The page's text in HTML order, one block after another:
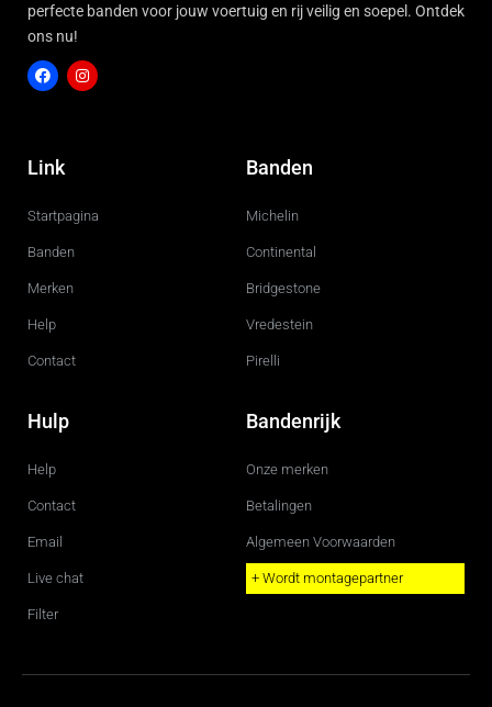
perfecte banden voor jouw voertuig en rij veilig en soepel. Ontdek
ons nu!
c
e
o
g
r
Link
Startpagina
Banden
Merken
Help
Contact
Banden
Michelin
Continental
Bridgestone
Vredestein
Pirelli
Hulp
Help
Contact
Email
Live chat
Filter
Bandenrijk
Onze merken
Betalingen
Algemeen Voorwaarden
+ Wordt montagepartner